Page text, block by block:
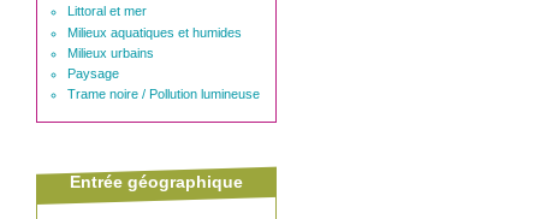
Littoral et mer
Milieux aquatiques et humides
Milieux urbains
Paysage
Trame noire / Pollution lumineuse
Entrée géographique